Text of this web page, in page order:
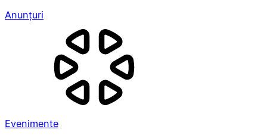
Anunțuri
Evenimente